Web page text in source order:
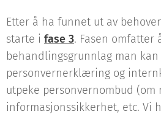
Etter å ha funnet ut av
starte i fase 3. Fasen omfatter
behandlingsgrunnlag man
personvernerklæring og
utpeke personvernombud (om
informasjonssikkerhet, etc. Vi